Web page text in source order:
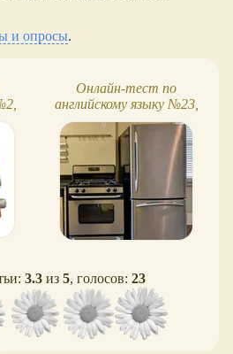
и опросы.
Онлайн-тест по
английскому языку №23,
Spotlight, 3 класс
3.3 из 5, голосов: 23